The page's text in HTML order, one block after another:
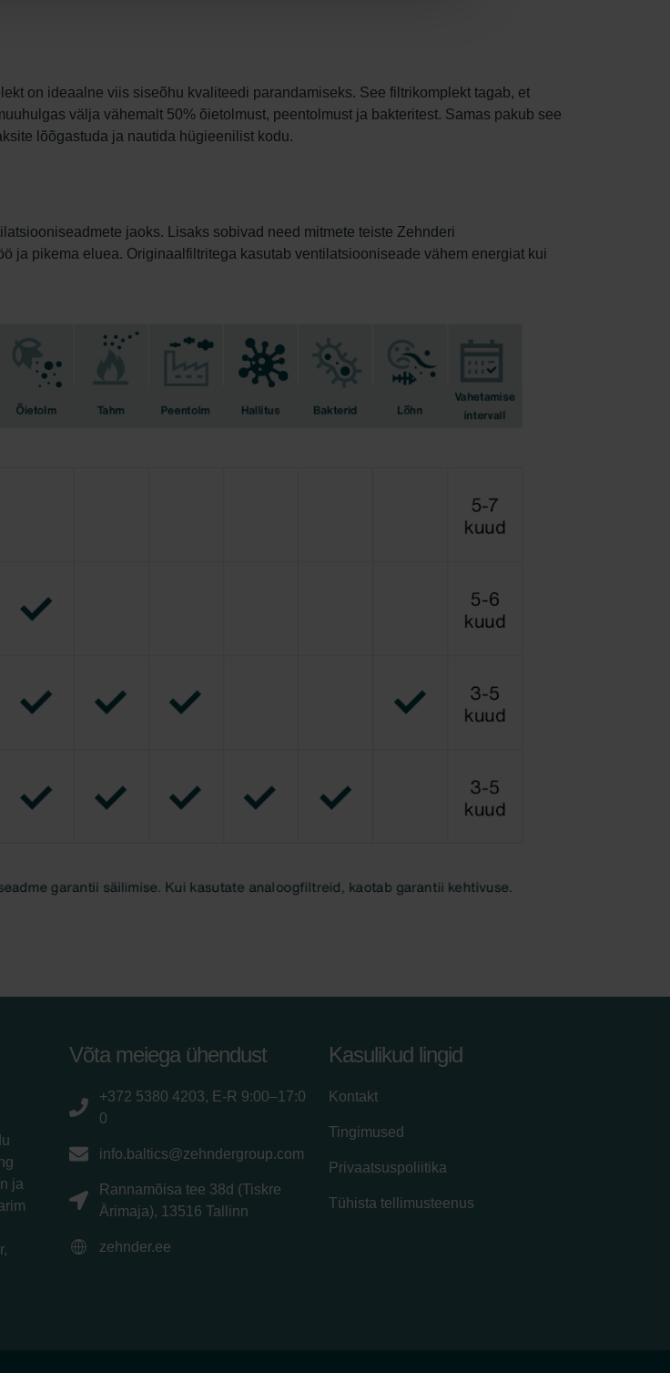
on ideaalne viis siseõhu kvaliteedi parandamiseks. See filtrikomplekt tagab, et
välja vähemalt 50% õietolmust, peentolmust ja bakteritest. Samas pakub see
lõõgastuda ja nautida hügieenilist kodu.
jaoks. Lisaks sobivad need mitmete teiste Zehnderi
ja pikema eluea. Originaalfiltritega kasutab ventilatsiooniseade vähem energiat kui
ja
Võta meiega ühendust
+372 5380 4203, E-R 9:00–17:0
0
info.baltics@zehndergroup.com
Rannamõisa tee 38d (Tiskre
Ärimaja), 13516 Tallinn
zehnder.ee
Kasulikud lingid
Kontakt
Tingimused
Privaatsuspoliitika
Tühista tellimusteenus